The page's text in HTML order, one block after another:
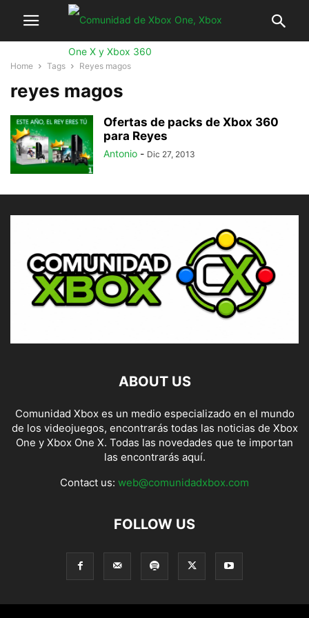
Home Tags Reyes magos
reyes magos
Ofertas de packs de Xbox 360
para Reyes
Antonio - Dic 27, 2013
ABOUT US
Comunidad Xbox es un medio especializado en el mundo
de los videojuegos, encontrarás todas las noticias de Xbox
One y Xbox One X. Todas las novedades que te importan
las encontrarás aquí.
Contact us: web@comunidadxbox.com
FOLLOW US